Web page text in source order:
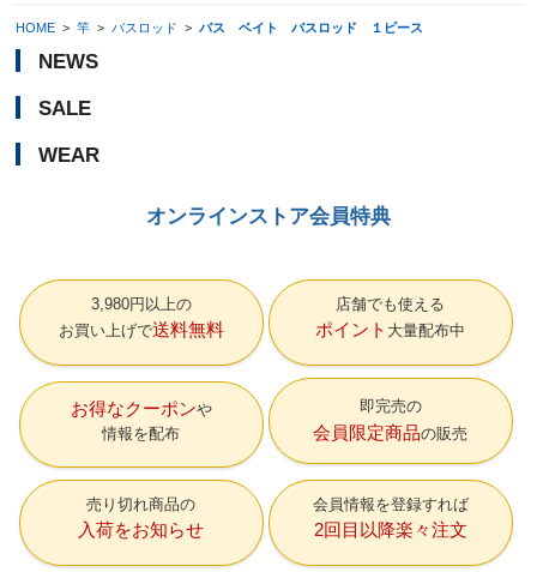
HOME > 竿 > バスロッド > バス ベイト バスロッド １ピース
NEWS
SALE
WEAR
オンラインストア会員特典
3,980円以上の
お買い上げで送料無料
店舗でも使える
ポイント 大量配布中
お得なクーポン
情報を配布
即完売の
会員限定商品の販売
売り切れ商品の
入荷をお知らせ
会員情報を登録すれば
2回目以降楽々注文